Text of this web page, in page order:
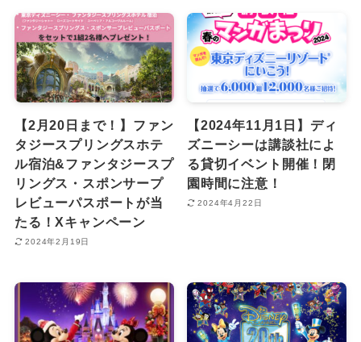
【2月20日まで！】ファン
タジースプリングスホテ
ル宿泊&ファンタジースプ
リングス・スポンサープ
レビューパスポートが当
たる！Xキャンペーン
2024年2月19日
【2024年11月1日】ディ
ズニーシーは講談社によ
る貸切イベント開催！閉
園時間に注意！
2024年4月22日